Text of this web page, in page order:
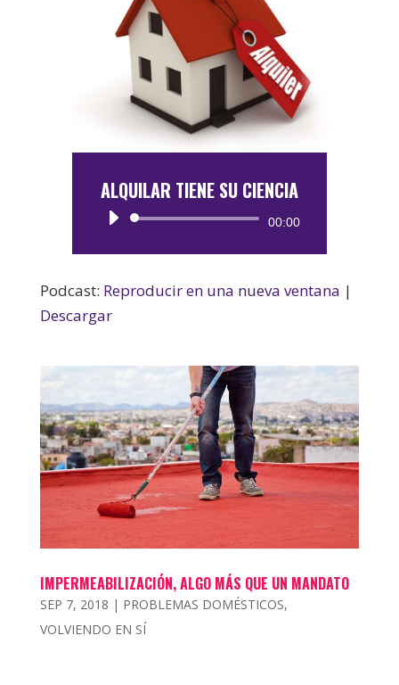
ALQUILAR TIENE SU CIENCIA
Reproductor
00:00
Podcast: Reproducir en una nueva ventana |
Descargar
IMPERMEABILIZACIÓN, ALGO MÁS QUE UN MANDATO
SEP 7, 2018 | PROBLEMAS DOMÉSTICOS,
VOLVIENDO EN SÍ